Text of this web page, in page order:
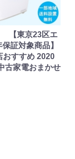
【東京23区エ
証対象商品】
おすすめ 2020
古家電おまかせ